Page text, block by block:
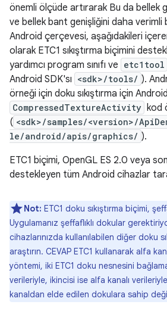
önemli ölçüde artırarak Bu da bellek
ve bellek bant genişliğini daha verimli
Android çerçevesi, aşağıdakileri
olarak ETC1 sıkıştırma biçimini
yardımcı program sınıfı ve etc1tool
Android SDK'sı <sdk>/tools/ ).
örneği için doku sıkıştırma için
CompressedTextureActivity kod
( <sdk>/samples/<version>/
le/android/apis/graphics/ ).
ETC1 biçimi, OpenGL ES 2.0 veya
destekleyen tüm Android cihazlar
Not: ETC1 doku sıkıştırma biçimi,
Uygulamanız şeffaflıklı dokular
cihazlarınızda kullanılabilen diğer doku
araştırın. CEVAP ETC1 kullanarak alfa
yöntemi, iki ETC1 doku nesnesini
verileriyle, ikincisi ise alfa kanalı
kanaldan elde edilen dokulara sahip